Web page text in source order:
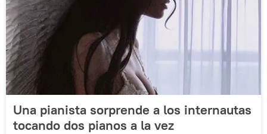
Una pianista sorprende a los internautas
tocando dos pianos a la vez